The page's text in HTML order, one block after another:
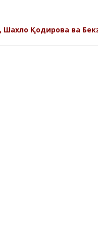
Шахло Қодирова ва